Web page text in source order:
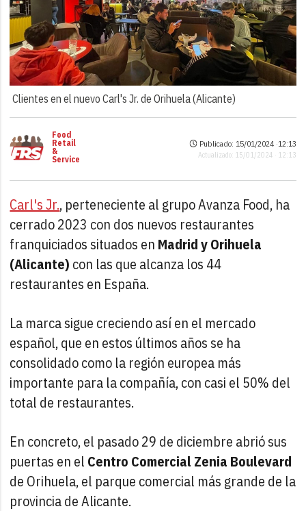
Clientes en el nuevo Carl's Jr. de Orihuela (Alicante)
Food
Retail
&
Service
Publicado: 15/01/2024 ·12:13
Actualizado: 15/01/2024 · 12:13
Carl's Jr., perteneciente al grupo Avanza Food, ha
cerrado 2023 con dos nuevos restaurantes
franquiciados situados en Madrid y Orihuela
(Alicante) con las que alcanza los 44
restaurantes en España.
La marca sigue creciendo así en el mercado
español, que en estos últimos años se ha
consolidado como la región europea más
importante para la compañía, con casi el 50% del
total de restaurantes.
En concreto, el pasado 29 de diciembre abrió sus
puertas en el Centro Comercial Zenia Boulevard
de Orihuela, el parque comercial más grande de la
provincia de Alicante.